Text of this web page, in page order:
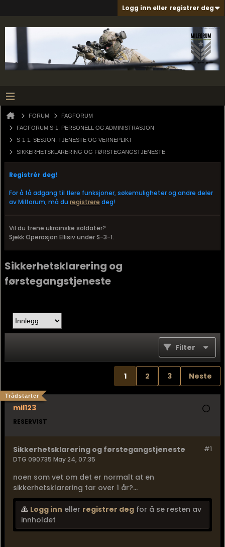
Logg inn eller registrer deg
FORUM
FAGFORUM
FAGFORUM S-1: PERSONELL OG ADMINISTRASJON
S-1-1: SESJON, TJENESTE OG VERNEPLIKT
SIKKERHETSKLARERING OG FØRSTEGANGSTJENESTE
Registrér deg!
For å få adgang til flere funksjoner, søkemuligheter og andre deler
av Milforum, må du registrere deg!
Vil du trene ukrainske soldater?
Sjekk Operasjon Ellisiv under S-3-1.
Sikkerhetsklarering og
førstegangstjeneste
Filter
1 2 3 Neste
mil123
Trådstarter
RESERVIST
#1
Sikkerhetsklarering og førstegangstjeneste
DTG 090735 May 24, 07:35
noen som vet om det er normalt at en
sikkerhetsklarering tar over 1 år?...
Logg inn eller registrer deg for å se resten av
innholdet